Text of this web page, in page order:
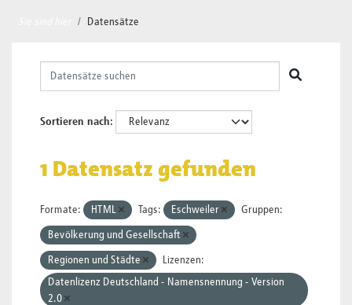
Datensätze
Sortieren nach
1 Datensatz gefunden
Formate: HTML Tags: Eschweiler Gruppen:
Bevölkerung und Gesellschaft
Regionen und Städte
Lizenzen:
Datenlizenz Deutschland - Namensnennung - Version
2.0